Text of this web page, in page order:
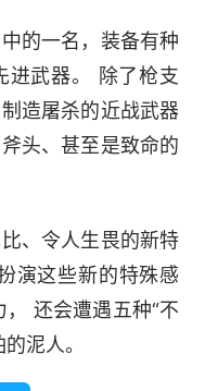
的一名，装备有种
进武器。 除了枪支
造屠杀的近战武器
头、甚至是致命的
、令人生畏的新特
演这些新的特殊感
还会遭遇五种“不
泥人。